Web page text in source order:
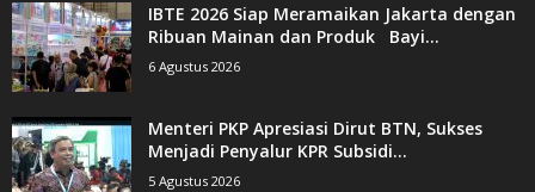
IBTE 2026 Siap Meramaikan Jakarta dengan
Ribuan Mainan dan Produk Bayi...
6 Agustus 2026
Menteri PKP Apresiasi Dirut BTN, Sukses
Menjadi Penyalur KPR Subsidi...
5 Agustus 2026